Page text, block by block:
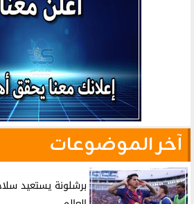
آخر الموضوعات
برشلونة يستعيد